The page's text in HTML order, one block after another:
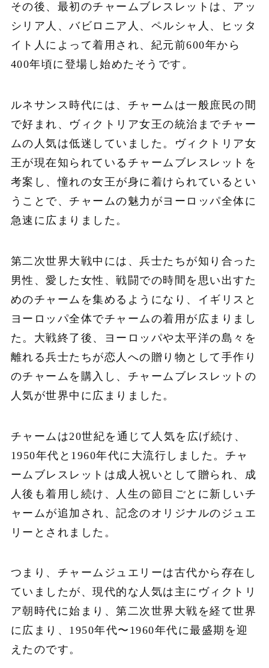
その後、最初のチャームブレスレットは、アッ
シリア人、バビロニア人、ペルシャ人、ヒッタ
イト人によって着用され、紀元前600年から
400年頃に登場し始めたそうです。
ルネサンス時代には、チャームは一般庶民の間
で好まれ、ヴィクトリア女王の統治までチャー
ムの人気は低迷していました。ヴィクトリア女
王が現在知られているチャームブレスレットを
考案し、憧れの女王が身に着けられているとい
うことで、チャームの魅力がヨーロッパ全体に
急速に広まりました。
第二次世界大戦中には、兵士たちが知り合った
男性、愛した女性、戦闘での時間を思い出すた
めのチャームを集めるようになり、イギリスと
ヨーロッパ全体でチャームの着用が広まりまし
た。大戦終了後、ヨーロッパや太平洋の島々を
離れる兵士たちが恋人への贈り物として手作り
のチャームを購入し、チャームブレスレットの
人気が世界中に広まりました。
チャームは20世紀を通じて人気を広げ続け、
1950年代と1960年代に大流行しました。チャ
ームブレスレットは成人祝いとして贈られ、成
人後も着用し続け、人生の節目ごとに新しいチ
ャームが追加され、記念のオリジナルのジュエ
リーとされました。
つまり、チャームジュエリーは古代から存在し
ていましたが、現代的な人気は主にヴィクトリ
ア朝時代に始まり、第二次世界大戦を経て世界
に広まり、1950年代〜1960年代に最盛期を迎
えたのです。